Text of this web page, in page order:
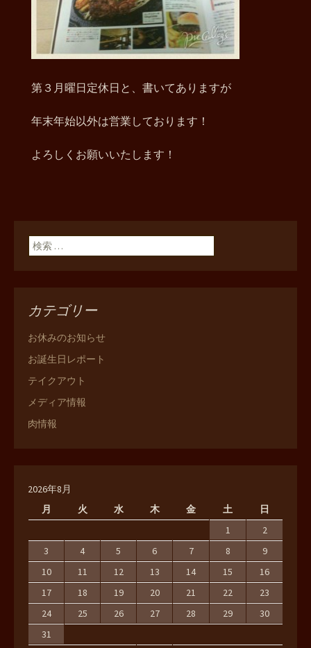
第３月曜日定休日と、書いてありますが
年末年始以外は営業しております！
よろしくお願いいたします！
検索:
カテゴリー
お休みのお知らせ
お誕生日レポート
テイクアウト
メディア情報
肉情報
2026年8月
月
火 水 木 金 土 日
1
2
3
4 5 6 7 8
9
10
11 12 13 14 15
16
17
18 19 20 21 22
23
24
25 26 27 28 29
30
31